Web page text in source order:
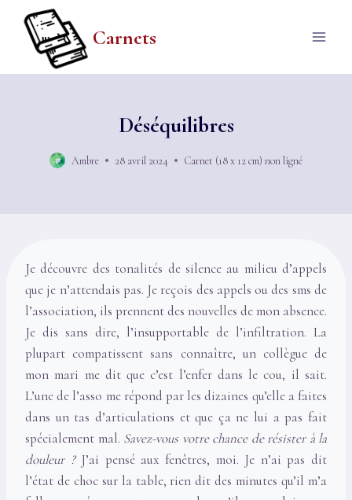
contenu
Carnets
Déséquilibres
Ambre 28 avril 2024 Carnet (18 x 12 cm) non ligné
Je découvre des tonalités de silence au milieu d’appels
que je n’attendais pas. Je reçois des appels ou des sms de
l’association, ils prennent des nouvelles de mon absence.
Je dis sans dire, l’insupportable de l’infiltration. La
plupart compatissent sans connaître, un collègue de
mon mari me dit que c’est l’enfer dans le cou, il sait.
L’une de l’asso me répond par les dizaines qu’elle a faites
dans un tas d’articulations et que ça ne lui a pas fait
spécialement mal. Savez-vous votre chance de résister à la
douleur ?J’ai pensé aux fenêtres, moi. Je n’ai pas dit
l’état de choc sur la table, rien dit des minutes qu’il m’a